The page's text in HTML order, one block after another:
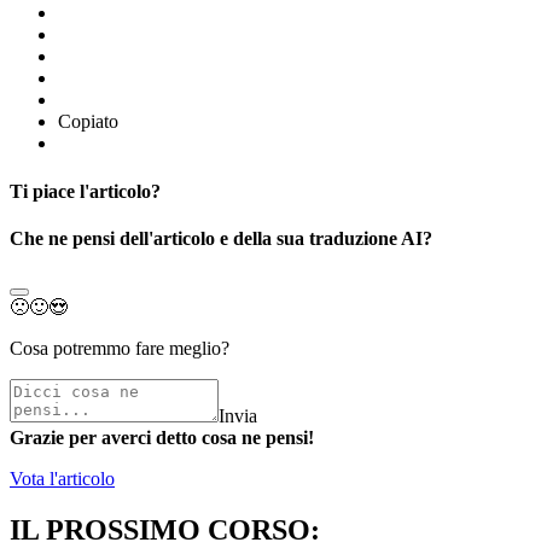
Copiato
Ti piace l'articolo?
Che ne pensi dell'articolo e della sua traduzione AI?
🙁🙂😍
Cosa potremmo fare meglio?
Invia
Grazie per averci detto cosa ne pensi!
Vota l'articolo
IL PROSSIMO CORSO: